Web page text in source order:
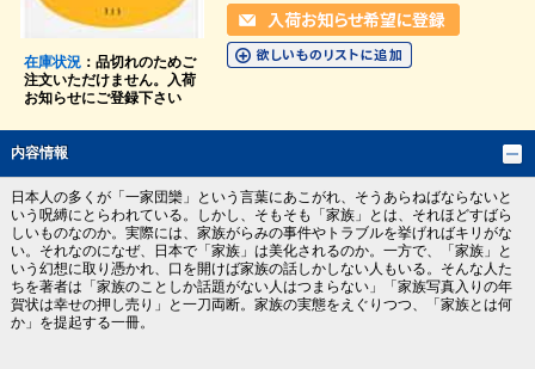
在庫状況：品切れのためご
注文いただけません。入荷
お知らせにご登録下さい
内容情報
日本人の多くが「一家団欒」という言葉にあこがれ、そうあらねばならないと
いう呪縛にとらわれている。しかし、そもそも「家族」とは、それほどすばら
しいものなのか。実際には、家族がらみの事件やトラブルを挙げればキリがな
い。それなのになぜ、日本で「家族」は美化されるのか。一方で、「家族」と
いう幻想に取り憑かれ、口を開けば家族の話しかしない人もいる。そんな人た
ちを著者は「家族のことしか話題がない人はつまらない」「家族写真入りの年
賀状は幸せの押し売り」と一刀両断。家族の実態をえぐりつつ、「家族とは何
か」を提起する一冊。